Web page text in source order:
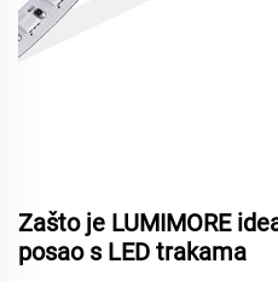
Zašto je LUMIMORE
posao s LED trakama